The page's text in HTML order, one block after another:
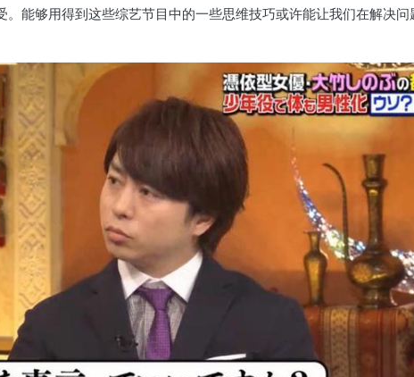
。能够用得到这些综艺节目中的一些思维技巧或许能让我们在解决问